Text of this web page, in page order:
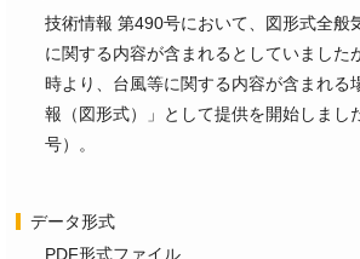
技術情報 第490号において、図形式全般
に関する内容が含まれるとしていました
時より、台風等に関する内容が含まれる
報（図形式）」として提供を開始しまし
号）。
データ形式
PDF形式ファイル